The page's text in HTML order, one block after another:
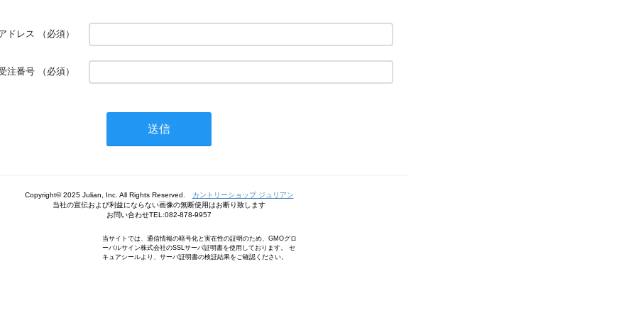
ドレス （必須）
注番号 （必須）
Copyright© 2025 Julian, Inc. All Rights Reserved.
カントリーショップ ジュリアン
当社の宣伝および利益にならない画像の無断使用はお断り致します
お問い合わせTEL:082-878-9957
当サイトでは、通信情報の暗号化と実在性の証明のため、GMOグロ
ーバルサイン株式会社のSSLサーバ証明書を使用しております。 セ
キュアシールより、サーバ証明書の検証結果をご確認ください。